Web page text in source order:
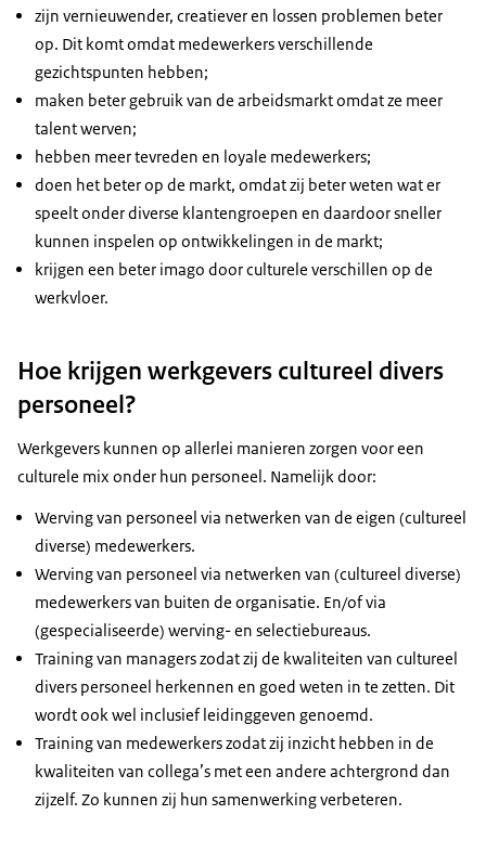
zijn vernieuwender, creatiever en lossen problemen beter
op. Dit komt omdat medewerkers verschillende
gezichtspunten hebben;
maken beter gebruik van de arbeidsmarkt omdat ze meer
talent werven;
hebben meer tevreden en loyale medewerkers;
doen het beter op de markt, omdat zij beter weten wat er
speelt onder diverse klantengroepen en daardoor sneller
kunnen inspelen op ontwikkelingen in de markt;
krijgen een beter imago door culturele verschillen op de
werkvloer.
Hoe krijgen werkgevers cultureel divers
personeel?
Werkgevers kunnen op allerlei manieren zorgen voor een
culturele mix onder hun personeel. Namelijk door:
Werving van personeel via netwerken van de eigen (cultureel
diverse) medewerkers.
Werving van personeel via netwerken van (cultureel diverse)
medewerkers van buiten de organisatie. En/of via
(gespecialiseerde) werving- en selectiebureaus.
Training van managers zodat zij de kwaliteiten van cultureel
divers personeel herkennen en goed weten in te zetten. Dit
wordt ook wel inclusief leidinggeven genoemd.
Training van medewerkers zodat zij inzicht hebben in de
kwaliteiten van collega’s met een andere achtergrond dan
zijzelf. Zo kunnen zij hun samenwerking verbeteren.